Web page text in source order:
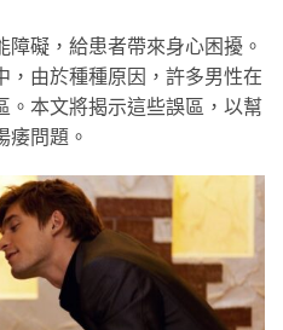
障礙，給患者帶來身心困擾。
，由於種種原因，許多男性在
。本文將揭示這些誤區，以幫
痿問題。